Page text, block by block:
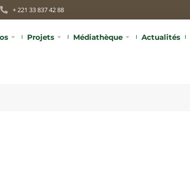
+ 221 33 837 42 88
Projets Médiathèque Actualités